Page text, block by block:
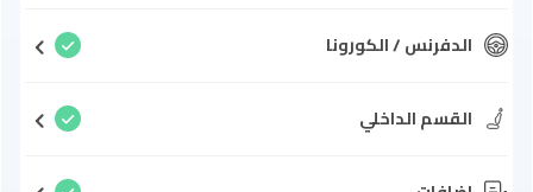
الدفرنس / الكورونا
القسم الداخلي